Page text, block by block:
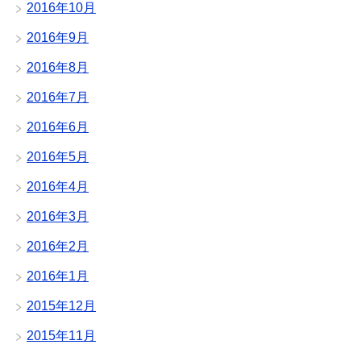
2016年10月
2016年9月
2016年8月
2016年7月
2016年6月
2016年5月
2016年4月
2016年3月
2016年2月
2016年1月
2015年12月
2015年11月